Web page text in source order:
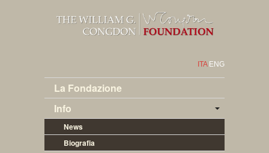
ITA ENG
La Fondazione
Info
News
Biografia